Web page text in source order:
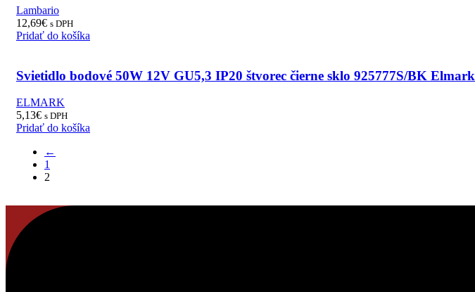
Lambario
12,69€ s DPH
Pridať do košíka
Svietidlo bodové 50W 12V GU5,3 IP20 štvorec čierne sklo 925777S/BK Elmark
ELMARK
5,13€ s DPH
Pridať do košíka
←
1
2